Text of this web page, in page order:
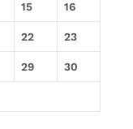
15 16
22 23
29 30